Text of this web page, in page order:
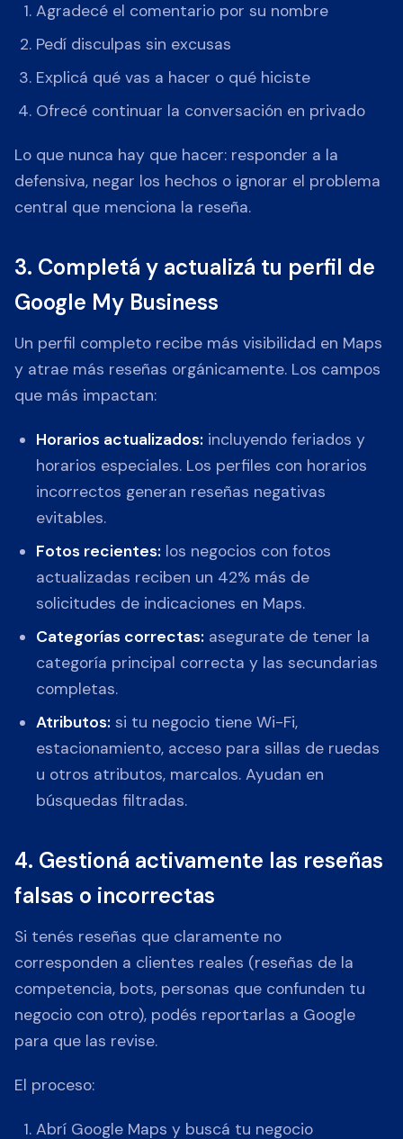
Agradecé el comentario por su nombre
Pedí disculpas sin excusas
Explicá qué vas a hacer o qué hiciste
Ofrecé continuar la conversación en privado
Lo que nunca hay que hacer: responder a la
defensiva, negar los hechos o ignorar el problema
central que menciona la reseña.
3. Completá y actualizá tu perfil de
Google My Business
Un perfil completo recibe más visibilidad en Maps
y atrae más reseñas orgánicamente. Los campos
que más impactan:
Horarios actualizados: incluyendo feriados y
horarios especiales. Los perfiles con horarios
incorrectos generan reseñas negativas
evitables.
Fotos recientes: los negocios con fotos
actualizadas reciben un 42% más de
solicitudes de indicaciones en Maps.
Categorías correctas: asegurate de tener la
categoría principal correcta y las secundarias
completas.
Atributos: si tu negocio tiene Wi-Fi,
estacionamiento, acceso para sillas de ruedas
u otros atributos, marcalos. Ayudan en
búsquedas filtradas.
4. Gestioná activamente las reseñas
falsas o incorrectas
Si tenés reseñas que claramente no
corresponden a clientes reales (reseñas de la
competencia, bots, personas que confunden tu
negocio con otro), podés reportarlas a Google
para que las revise.
El proceso:
Abrí Google Maps y buscá tu negocio